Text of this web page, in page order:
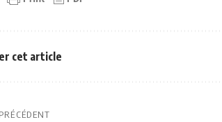
cet article